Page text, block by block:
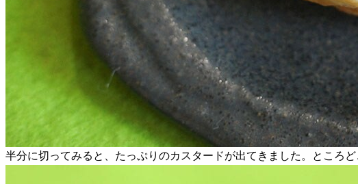
半分に切ってみると、たっぷりのカスタードが出てきました。ところ